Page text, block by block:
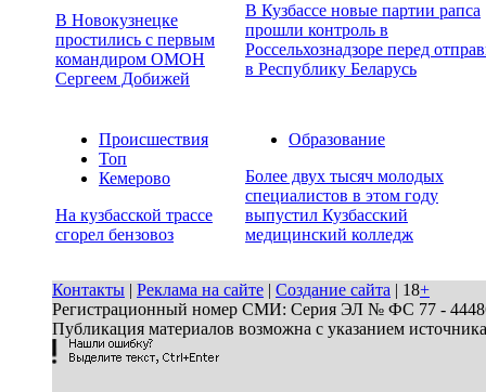
В Новокузнецке
простились с первым
командиром ОМОН
Сергеем Добижей
В Кузбассе новые партии рапса
прошли контроль в
Россельхознадзоре перед
в Республику Беларусь
Происшествия
Топ
Кемерово
На кузбасской трассе
сгорел бензовоз
Образование
Более двух тысяч молодых
специалистов в этом году
выпустил Кузбасский
медицинский колледж
Контакты | Реклама на сайте | Создание сайта | 18+
Регистрационный номер СМИ: Серия ЭЛ № ФС 77 - 44486
Публикация материалов возможна с указанием